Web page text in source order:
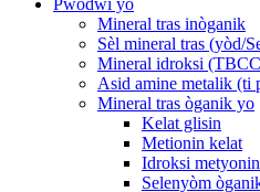
Pwodwi yo
Mineral tras inòganik
Sèl mineral tras (yòd/
Mineral idroksi
Asid amine metalik (ti
Mineral tras òganik yo
Kelat glisin
Metionin kelat
Idroksi
Selenyòm